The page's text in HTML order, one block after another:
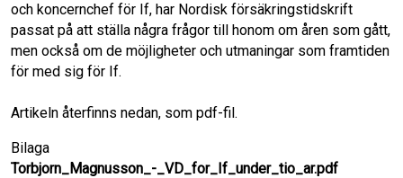
c
e
i
n
a
i
n
k
och koncernchef för If, har Nordisk försäkringstidskrift
passat på att ställa några frågor till honom om åren som gått,
men också om de möjligheter och utmaningar som framtiden
för med sig för If.
Artikeln återfinns nedan, som pdf-fil.
Bilaga
Torbjorn_Magnusson_-_VD_for_If_under_tio_ar.pdf